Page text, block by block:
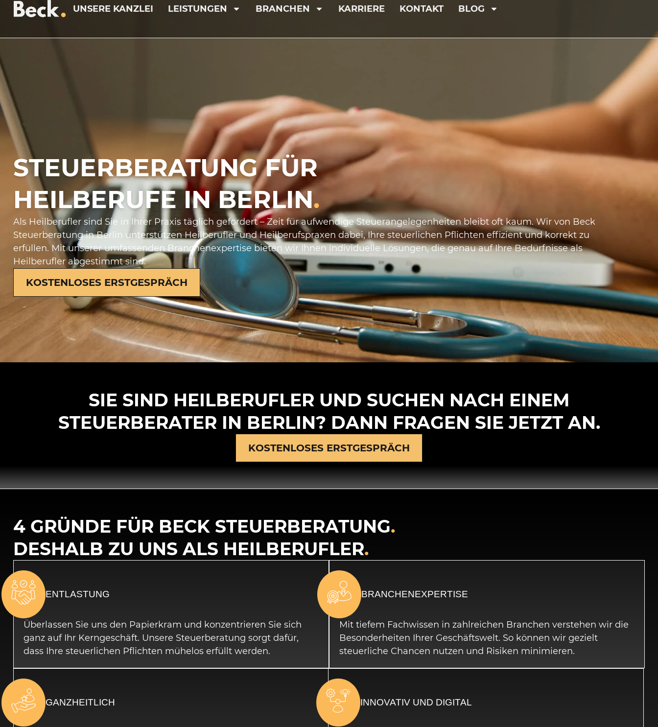
UNSERE KANZLEI LEISTUNGEN BRANCHEN KARRIERE KONTAKT BLOG
STEUERBERATUNG FÜR
HEILBERUFE IN BERLIN.
Als Heilberufler sind Sie in Ihrer Praxis täglich gefordert – Zeit für aufwendige Steuerangelegenheiten bleibt oft kaum. Wir von Beck
Steuerberatung in Berlin unterstützen Heilberufler und Heilberufspraxen dabei, Ihre steuerlichen Pflichten effizient und korrekt zu
erfüllen. Mit unserer umfassenden Branchenexpertise bieten wir Ihnen individuelle Lösungen, die genau auf Ihre Bedürfnisse als
Heilberufler abgestimmt sind.
KOSTENLOSES ERSTGESPRÄCH
SIE SIND HEILBERUFLER UND SUCHEN NACH EINEM
STEUERBERATER IN BERLIN? DANN FRAGEN SIE JETZT AN.
KOSTENLOSES ERSTGESPRÄCH
4 GRÜNDE FÜR BECK STEUERBERATUNG.
DESHALB ZU UNS ALS HEILBERUFLER.
ENTLASTUNG
Überlassen Sie uns den Papierkram und konzentrieren Sie sich
ganz auf Ihr Kerngeschäft. Unsere Steuerberatung sorgt dafür,
dass Ihre steuerlichen Pflichten mühelos erfüllt werden.
BRANCHENEXPERTISE
Mit tiefem Fachwissen in zahlreichen Branchen verstehen wir die
Besonderheiten Ihrer Geschäftswelt. So können wir gezielt
steuerliche Chancen nutzen und Risiken minimieren.
GANZHEITLICH INNOVATIV UND DIGITAL